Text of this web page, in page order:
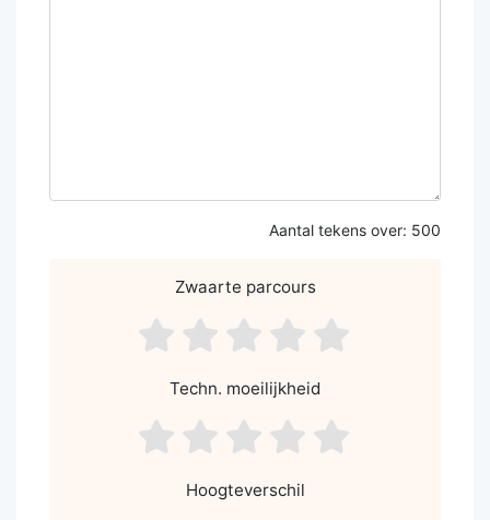
Aantal tekens over: 500
Zwaarte parcours
asdf4
asdf3
asdf2
asdf1
Techn. moeilijkheid
asdf4
asdf3
asdf2
asdf1
Hoogteverschil